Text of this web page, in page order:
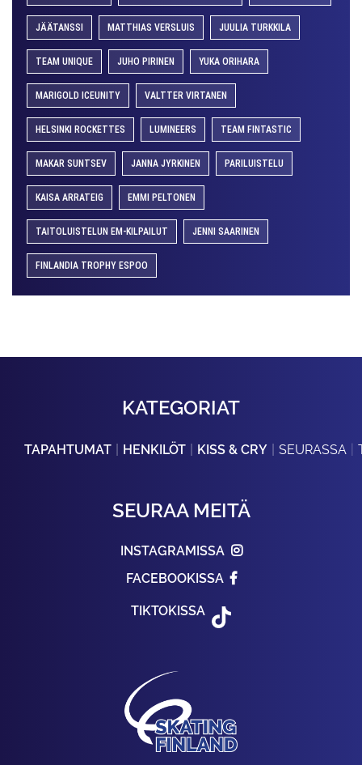
JÄÄTANSSI MATTHIAS VERSLUIS JUULIA TURKKILA
TEAM UNIQUE JUHO PIRINEN YUKA ORIHARA
MARIGOLD ICEUNITY VALTTER VIRTANEN
HELSINKI ROCKETTES LUMINEERS TEAM FINTASTIC
MAKAR SUNTSEV JANNA JYRKINEN PARILUISTELU
KAISA ARRATEIG EMMI PELTONEN
TAITOLUISTELUN EM-KILPAILUT JENNI SAARINEN
FINLANDIA TROPHY ESPOO
KATEGORIAT
TAPAHTUMAT HENKILÖT KISS & CRY SEURASSA
SEURAA MEITÄ
INSTAGRAMISSA
FACEBOOKISSA
TIKTOKISSA